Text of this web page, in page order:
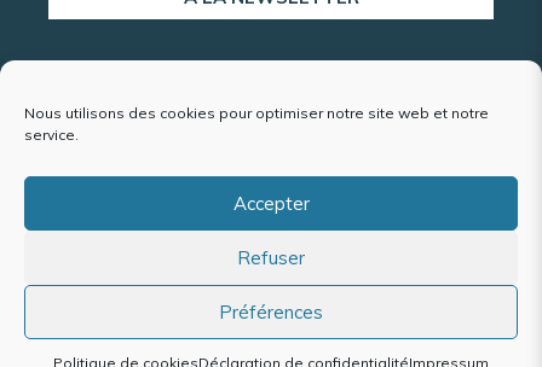
Nous utilisons des cookies pour optimiser notre site web et notre
service.
Accepter
Refuser
Préférences
Politique de cookiesDéclaration de confidentialitéImpressum
ALERTE POPULATION
Mentions légales et politique de confidentialité
Accessibilité : conformité partielle
Politique de cookies (UE)